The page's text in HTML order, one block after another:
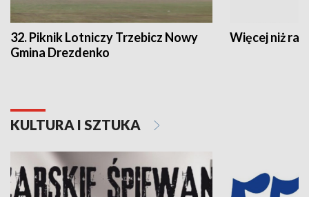
32. Piknik Lotniczy Trzebicz Nowy
Gmina Drezdenko
Więcej niż rajd
KULTURA I SZTUKA